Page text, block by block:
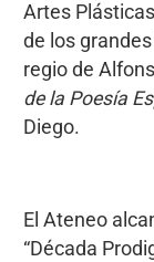
Artes
de los
regio de
de la Poesía
Diego.
El Ateneo
“Década